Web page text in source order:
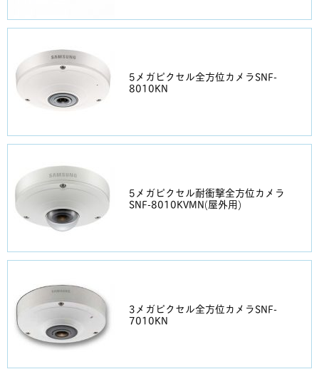
5メガピクセル全方位カメラSNF-
8010KN
5メガピクセル耐衝撃全方位カメラ
SNF-8010KVMN(屋外用)
3メガピクセル全方位カメラSNF-
7010KN